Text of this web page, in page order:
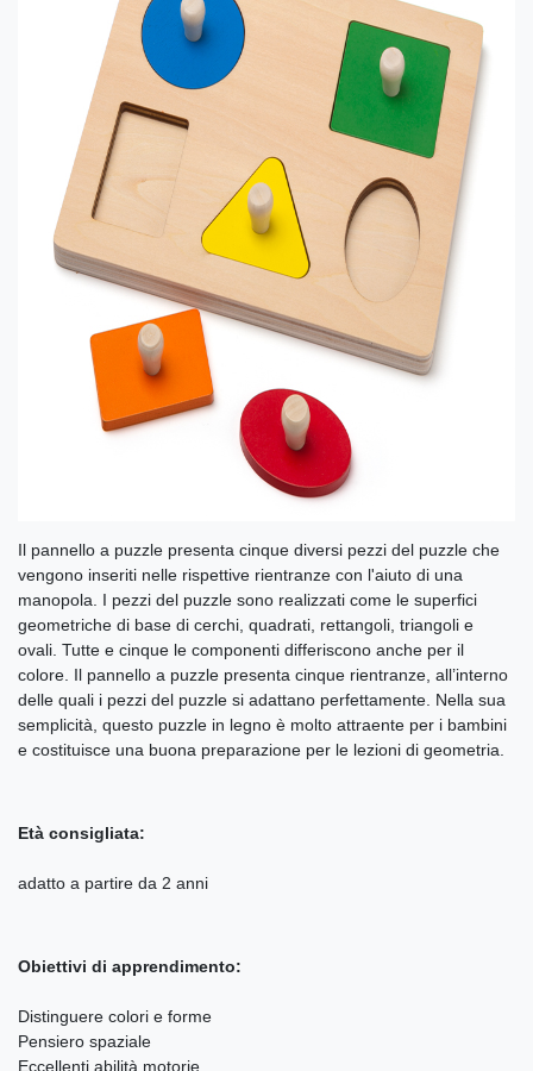
Il pannello a puzzle presenta cinque diversi pezzi del puzzle che
vengono inseriti nelle rispettive rientranze con l'aiuto di una
manopola. I pezzi del puzzle sono realizzati come le superfici
geometriche di base di cerchi, quadrati, rettangoli, triangoli e
ovali. Tutte e cinque le componenti differiscono anche per il
colore. Il pannello a puzzle presenta cinque rientranze, all’interno
delle quali i pezzi del puzzle si adattano perfettamente. Nella sua
semplicità, questo puzzle in legno è molto attraente per i bambini
e costituisce una buona preparazione per le lezioni di geometria.
Età consigliata:
adatto a partire da 2 anni
Obiettivi di apprendimento:
Distinguere colori e forme
Pensiero spaziale
Eccellenti abilità motorie